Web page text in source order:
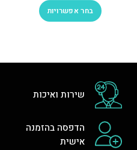
בחר אפשרויות
שירות ואיכות
הדפסה בהזמנה
אישית